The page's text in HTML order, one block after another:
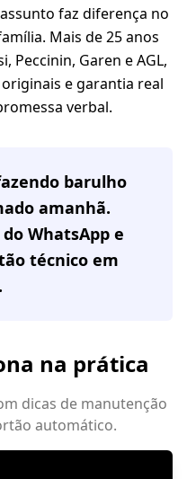
faz diferença no
Mais de 25 anos
Peccinin, Garen e AGL,
e garantia real
verbal.
barulho
amanhã.
WhatsApp e
técnico em
.
na prática
dicas de manutenção
automático.